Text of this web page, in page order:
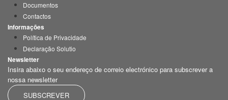
Documentos
Contactos
Informações
Política de Privacidade
Declaração Solutio
Newsletter
Insira abaixo o seu endereço de correio electrónico para subscrever a
nossa newsletter
SUBSCREVER